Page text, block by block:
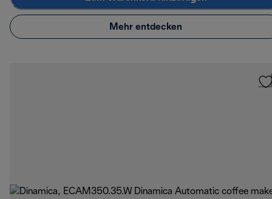
Mehr entdecken